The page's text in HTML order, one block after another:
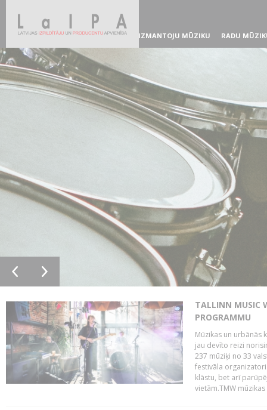
IZMANTOJU MŪZIKU RADU
TALLINN MUSIC
PROGRAMMU
Mūzikas un urbānās
jau devīto reizi
237 mūziķi no 33
festivāla
klāstu, bet arī
vietām.TMW